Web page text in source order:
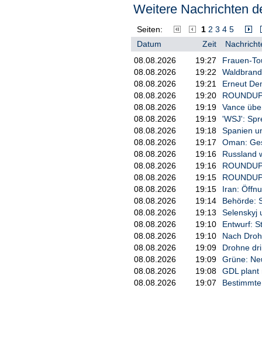
Weitere Nachrichten
Seiten: 1 2 3 4 5
Datum
Zeit
08.08.2026
19:27
Frauen-
08.08.2026
19:22
08.08.2026
19:21
Erneut
08.08.2026
19:20
08.08.2026
19:19
Vance
08.08.2026
19:19
'WSJ':
08.08.2026
19:18
Spanien
08.08.2026
19:17
Oman:
08.08.2026
19:16
Russland
08.08.2026
19:16
08.08.2026
19:15
08.08.2026
19:15
Iran:
08.08.2026
19:14
Behörde:
08.08.2026
19:13
Selenskyj
08.08.2026
19:10
Entwurf:
08.08.2026
19:10
Nach
08.08.2026
19:09
Drohne
08.08.2026
19:09
Grüne:
08.08.2026
19:08
GDL plant
08.08.2026
19:07